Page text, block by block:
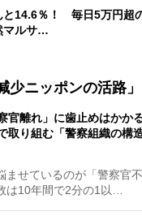
と14.6％！ 毎日5万円超
マルサ…
少ニッポンの活路」
官離れ」に歯止めはかか
取り組む「警察組織の
せているのが「警察官
は10年間で2分の1以…